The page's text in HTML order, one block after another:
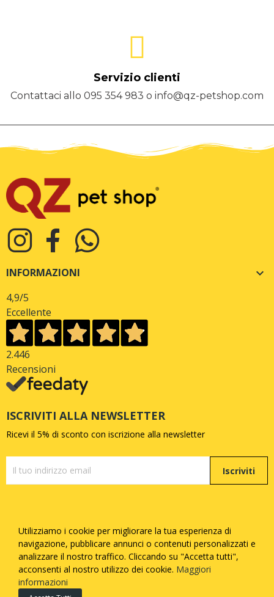
Servizio clienti
Contattaci allo 095 354 983 o info@qz-petshop.com
INFORMAZIONI 
4,9/5
Eccellente
2.446
Recensioni
ISCRIVITI ALLA NEWSLETTER
Ricevi il 5% di sconto con iscrizione alla newsletter
Iscriviti
Copyright © Quattrozampe S.R.L. - P.iva05377730873
Tutti i diritti riservati - Made with byFebosoft
Informatica
Utilizziamo i cookie per migliorare la tua esperienza di
navigazione, pubblicare annunci o contenuti personalizzati e
analizzare il nostro traffico. Cliccando su "Accetta tutti",
acconsenti al nostro utilizzo dei cookie. Maggiori
informazioni